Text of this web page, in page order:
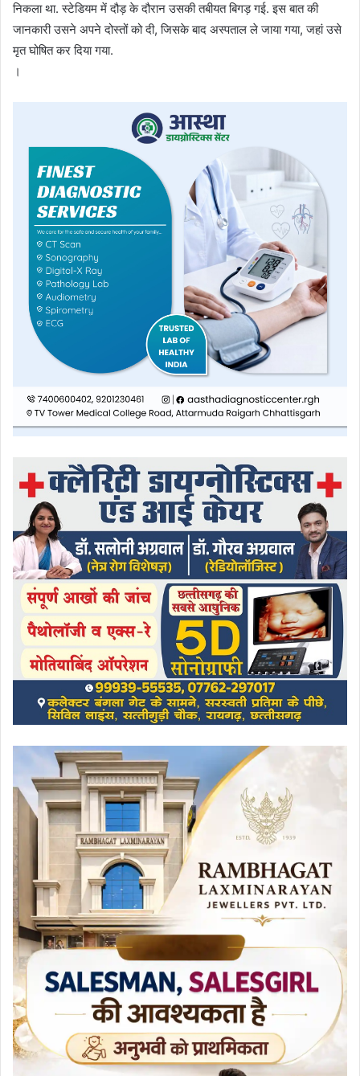
निकला था. स्टेडियम में दौड़ के दौरान उसकी तबीयत बिगड़ गई. इस बात की
जानकारी उसने अपने दोस्तों को दी, जिसके बाद अस्पताल ले जाया गया, जहां उसे
मृत घोषित कर दिया गया.
।